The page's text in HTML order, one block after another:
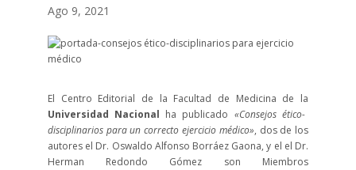
Ago 9, 2021
El Centro Editorial de la Facultad de Medicina de la
Universidad Nacional ha publicado «Consejos ético-
disciplinarios para un correcto ejercicio médico», dos de los
autores el Dr. Oswaldo Alfonso Borráez Gaona, y el el Dr.
Herman Redondo Gómez son Miembros